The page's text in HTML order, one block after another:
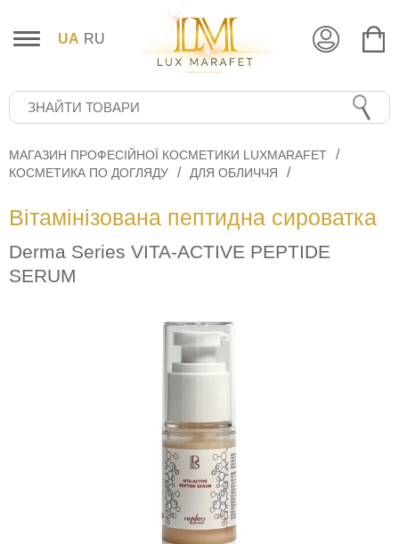
UA RU
МАГАЗИН ПРОФЕСІЙНОЇ КОСМЕТИКИ LUXMARAFET
КОСМЕТИКА ПО ДОГЛЯДУ
ДЛЯ ОБЛИЧЧЯ
Вітамінізована пептидна сироватка
Derma Series VITA-ACTIVE PEPTIDE
SERUM